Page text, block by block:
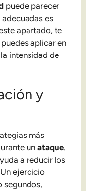
puede parecer
es
apartado, te
aplicar en
intensidad de
y
más
unataque.
a reducir los
ejercicio
segundos,